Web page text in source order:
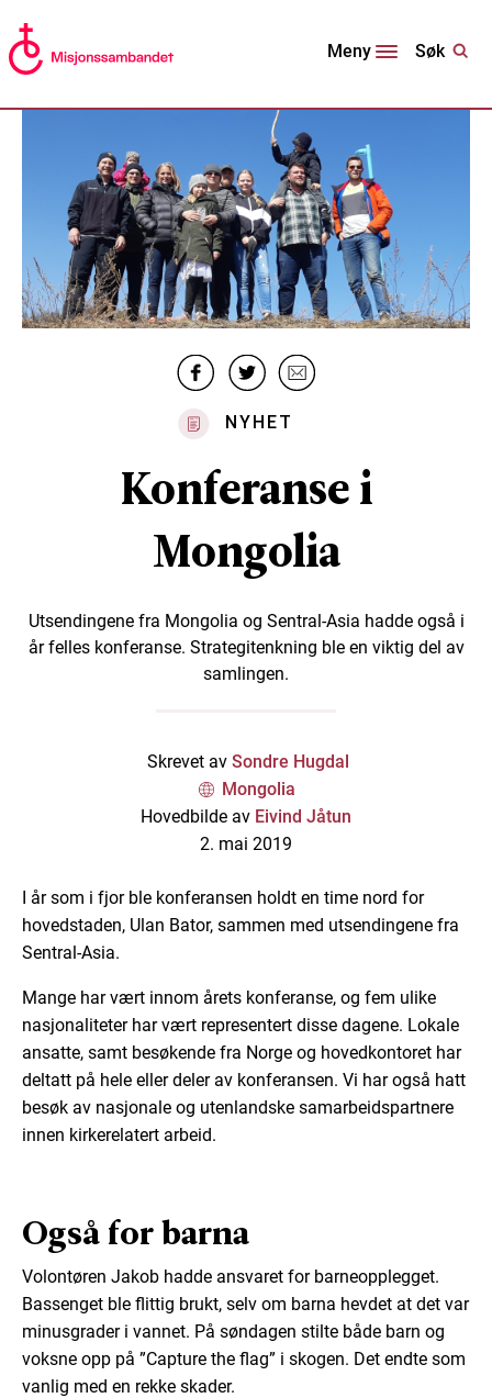
Meny Søk
NYHET
Konferanse i
Mongolia
Utsendingene fra Mongolia og Sentral-Asia hadde også i
år felles konferanse. Strategitenkning ble en viktig del av
samlingen.
Skrevet av Sondre Hugdal
Mongolia
Hovedbilde av Eivind Jåtun
2. mai 2019
I år som i fjor ble konferansen holdt en time nord for
hovedstaden, Ulan Bator, sammen med utsendingene fra
Sentral-Asia.
Mange har vært innom årets konferanse, og fem ulike
nasjonaliteter har vært representert disse dagene. Lokale
ansatte, samt besøkende fra Norge og hovedkontoret har
deltatt på hele eller deler av konferansen. Vi har også hatt
besøk av nasjonale og utenlandske samarbeidspartnere
innen kirkerelatert arbeid.
Også for barna
Volontøren Jakob hadde ansvaret for barneopplegget.
Bassenget ble flittig brukt, selv om barna hevdet at det var
minusgrader i vannet. På søndagen stilte både barn og
voksne opp på ”Capture the flag” i skogen. Det endte som
vanlig med en rekke skader.